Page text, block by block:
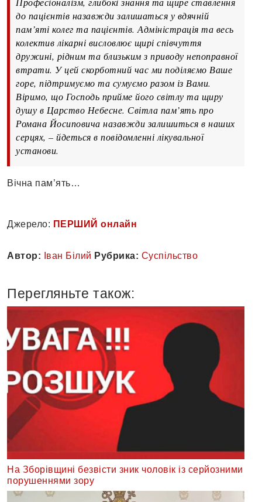
до пацієнтів назавжди залишаться у вдячній
пам’яті колег та пацієнтів. Адміністрація та весь
колектив лікарні висловлює щирі співчуття
дружині, рідним та близьким з приводу непоправної
втрати. У цей скорботний час ми поділяємо Ваше
горе, підтримуємо та сумуємо разом із Вами.
Віримо, що Господь прийме його світлу та щиру
душу в Царство Небесне. Світла пам’ять про
Романа Йосиповича назавжди залишиться в наших
серцях, – йдеться в повідомленні лікувальної
установи.
Вічна пам’ять…
Джерело: ПЕРШИЙ онлайн
Автор: Іван Білий Рубрика: Суспільство
Перегляньте також:
На Зборівщині безвісти зник чоловік із серйозними
порушеннями зору